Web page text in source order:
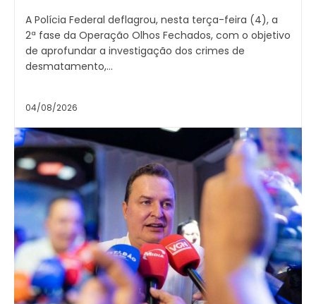
A Polícia Federal deflagrou, nesta terça-feira (4), a
2ª fase da Operação Olhos Fechados, com o objetivo
de aprofundar a investigação dos crimes de
desmatamento,...
04/08/2026